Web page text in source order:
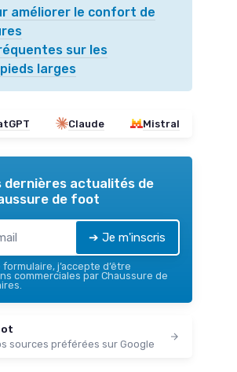
améliorer le confort de
sur les
larges
Claude Mistral
dernières actualités de
de foot
➔ Je m'inscris
j’accepte d’être
commerciales par Chaussure de
sources préférées sur Google